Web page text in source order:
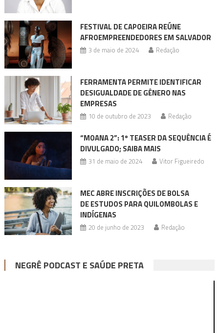
FESTIVAL DE CAPOEIRA REÚNE
AFROEMPREENDEDORES EM SALVADOR
3 de maio de 2024 Redação
FERRAMENTA PERMITE IDENTIFICAR
DESIGUALDADE DE GÊNERO NAS
EMPRESAS
10 de outubro de 2023 Redação
“MOANA 2”: 1º TEASER DA SEQUÊNCIA É
DIVULGADO; SAIBA MAIS
31 de maio de 2024 Vitor Figueiredo
MEC ABRE INSCRIÇÕES DE BOLSA
DE ESTUDOS PARA QUILOMBOLAS E
INDÍGENAS
20 de junho de 2023 Redação
NEGRÊ PODCAST E SAÚDE PRETA